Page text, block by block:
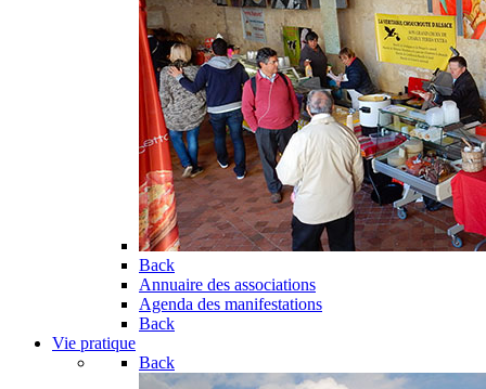
Back
Annuaire des associations
Agenda des manifestations
Back
Vie pratique
Back